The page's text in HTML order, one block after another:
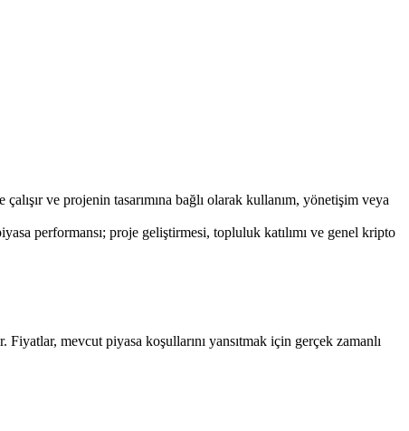
ve projenin tasarımına bağlı olarak kullanım, yönetişim veya
performansı; proje geliştirmesi, topluluk katılımı ve genel kripto
mevcut piyasa koşullarını yansıtmak için gerçek zamanlı